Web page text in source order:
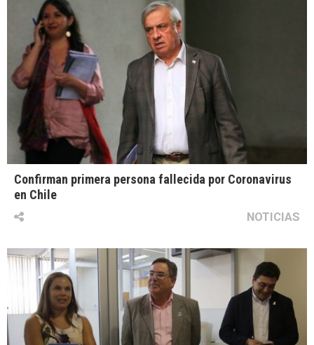
Confirman primera persona fallecida por Coronavirus
en Chile
NOTICIAS